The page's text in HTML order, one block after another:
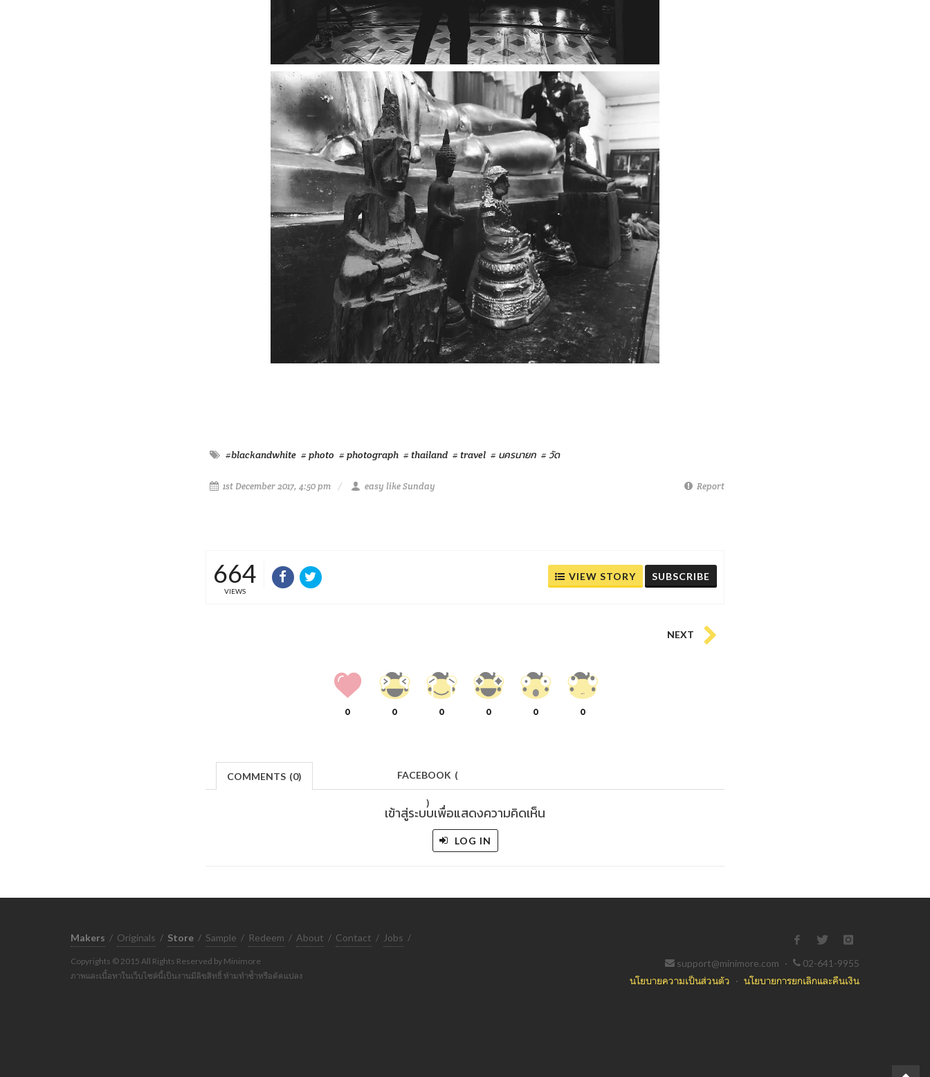
#blackandwhite # photo # photograph # thailand # travel # นครนายก # วัด
1st December 2017, 4:50 pm easy like Sunday Report
664
VIEWS
VIEW STORY SUBSCRIBE
NEXT
0 0 0 0 0 0
COMMENTS (0) FACEBOOK (
)
เข้าสู่ระบบเพื่อแสดงความคิดเห็น
LOG IN
Makers / Originals / Store / Sample / Redeem / About / Contact / Jobs /
Copyrights © 2015 All Rights Reserved by Minimore
ภาพและเนื้อหาในเว็บไซต์นี้เป็นงานมีลิขสิทธิ์ ห้ามทำซ้ำหรือดัดแปลง
support@minimore.com ·
02-641-9955
นโยบายความเป็นส่วนตัว · นโยบายการยกเลิกและคืนเงิน